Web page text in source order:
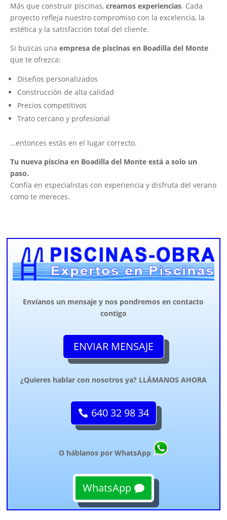
Más que construir piscinas, creamos experiencias. Cada
proyecto refleja nuestro compromiso con la excelencia, la
estética y la satisfacción total del cliente.
Si buscas una empresa de piscinas en Boadilla del Monte
que te ofrezca:
Diseños personalizados
Construcción de alta calidad
Precios competitivos
Trato cercano y profesional
…entonces estás en el lugar correcto.
Tu nueva piscina en Boadilla del Monte está a solo un
paso.
Confía en especialistas con experiencia y disfruta del verano
como te mereces.
Envíanos un mensaje y nos pondremos en contacto
contigo
ENVIAR MENSAJE
¿Quieres hablar con nosotros ya? LLÁMANOS AHORA
640 32 98 34
O háblanos por WhatsApp
WhatsApp